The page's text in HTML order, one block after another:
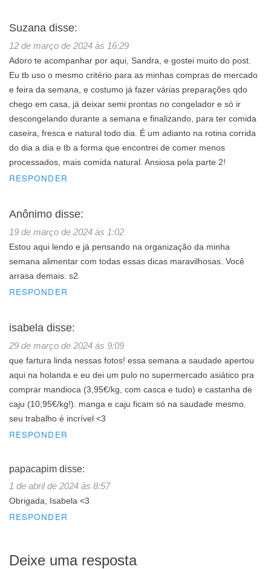
Suzana disse:
12 de março de 2024 às 16:29
Adoro te acompanhar por aqui, Sandra, e gostei muito do post.
Eu tb uso o mesmo critério para as minhas compras de mercado
e feira da semana, e costumo já fazer várias preparações qdo
chego em casa, já deixar semi prontas no congelador e só ir
descongelando durante a semana e finalizando, para ter comida
caseira, fresca e natural todo dia. É um adianto na rotina corrida
do dia a dia e tb a forma que encontrei de comer menos
processados, mais comida natural. Ansiosa pela parte 2!
RESPONDER
Anônimo disse:
19 de março de 2024 às 1:02
Estou aqui lendo e já pensando na organização da minha
semana alimentar com todas essas dicas maravilhosas. Você
arrasa demais. s2
RESPONDER
isabela disse:
29 de março de 2024 às 9:09
que fartura linda nessas fotos! essa semana a saudade apertou
aqui na holanda e eu dei um pulo no supermercado asiático pra
comprar mandioca (3,95€/kg, com casca e tudo) e castanha de
caju (10,95€/kg!). manga e caju ficam só na saudade mesmo.
seu trabalho é incrível <3
RESPONDER
papacapim disse:
1 de abril de 2024 às 8:57
Obrigada, Isabela <3
RESPONDER
Deixe uma resposta